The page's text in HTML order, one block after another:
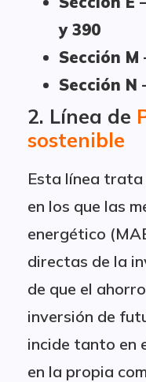
y 390
Sección M
Sección N
2. Línea de
sostenible
Esta línea
en los que las
energético
directas de la
de que el
inversión de
incide tanto en
en la propia